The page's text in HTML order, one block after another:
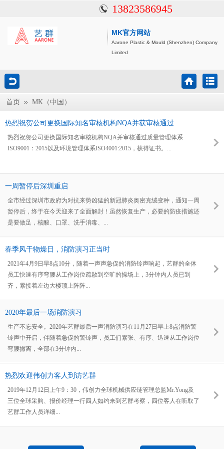
13823586945
MK官方网站
Aarone Plastic & Mould (Shenzhen) Company
Limited
首页 » MK（中国）
热烈祝贺公司更换国际知名审核机构NQA并获审核通过
热烈祝贺公司更换国际知名审核机构NQA并审核通过质量管理体系
ISO9001：2015以及环境管理体系ISO4001:2015，获得证书。...
一周暂停后深圳重启
全市经过深圳市政府为对抗来势凶猛的新冠肺炎奥密克绒变种，通知一周
暂停后，终于在今天迎来了全面解封！虽然恢复生产，必要的防疫措施还
是要做足，核酸、口罩、洗手消毒、...
春季风干物燥日，消防演习正当时
2021年4月9日早8点10分，随着一声声急促的消防铃声响起，艺群的全体
员工快速有序弯腰从工作岗位疏散到空旷的操场上，3分钟内人员已到
齐，紧接着左边大楼顶上阵阵...
2020年最后一场消防演习
生产不忘安全。2020年艺群最后一声消防演习在11月27日早上8点消防警
铃声中开启，伴随着急促的警铃声，员工们紧张、有序、迅速从工作岗位
弯腰撤离，全部在3分钟内...
热烈欢迎伟创力客人到访艺群
2019年12月12日上午9：30，伟创力全球机械供应链管理总监Mr.Yong及
三位全球采购、报价经理一行四人如约来到艺群考察，四位客人在听取了
艺群工作人员详细...